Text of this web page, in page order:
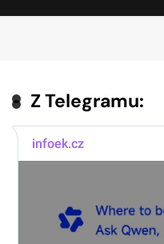
Z Telegramu: